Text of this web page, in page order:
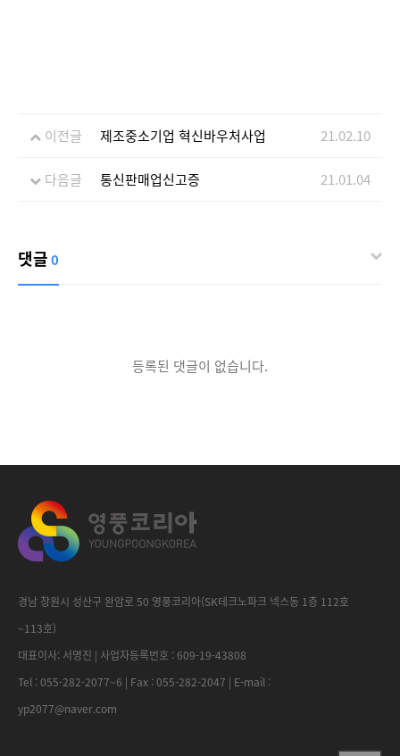
이전글 제조중소기업 혁신바우처사업 21.02.10
다음글 통신판매업신고증 21.01.04
댓글0
등록된 댓글이 없습니다.
경남 창원시 성산구 완암로 50 영풍코리아(SK테크노파크 넥스동 1층 112호
~113호)
대표이사: 서명진 | 사업자등록번호 : 609-19-43808
Tel : 055-282-2077~6 | Fax : 055-282-2047 | E-mail :
yp2077@naver.com